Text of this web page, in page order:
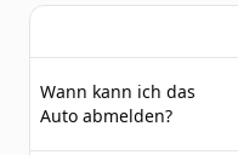
Wann kann ich das
Auto abmelden?